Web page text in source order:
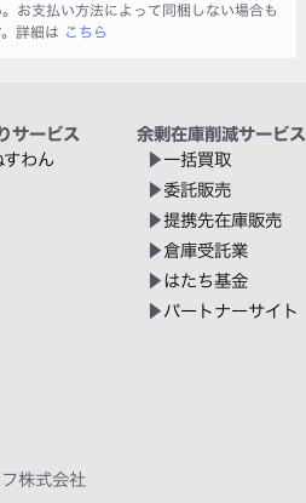
お支払い方法によって同梱しない場合も
詳細は こちら
サービス
すわん
余剰在庫削減サービス
一括買取
委託販売
提携先在庫販売
倉庫受託業
はたち基金
パートナーサイト
株式会社